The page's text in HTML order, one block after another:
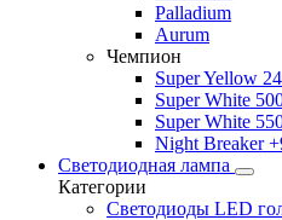
Palladium
Aurum
Чемпион
Super Yellow
Super White
Super White
Night Breaker
Светодиодная лампа
Категории
Светодиоды LED